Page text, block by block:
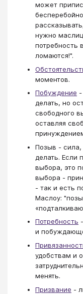
может
нужно
потребность
ломаются!".
моментов.
Побуждение
делать, но
свободного
оставляя
Позыв - сила,
делать. Если
выбора, это
выбора -
- так и есть
Маслоу:
Потребность
и
удобствам и
менять.
Призвание -